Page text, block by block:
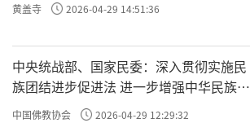
黄盖寺 2026-04-29 14:51:36
中央统战部、国家民委：深入贯彻实施民
族团结进步促进法 进一步增强中华民族凝
聚力向心力
中国佛教协会 2026-04-29 12:29:32